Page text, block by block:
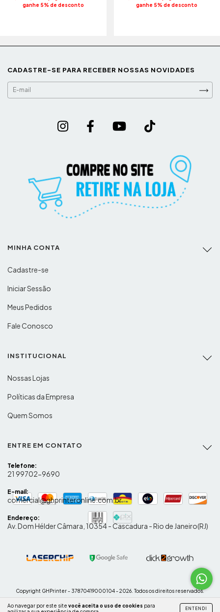
Ao navegar por este site você aceita o uso de cookies para
ENTENDI
ganhe 5% de desconto
ganhe 5% de desconto
CADASTRE-SE PARA RECEBER NOSSAS NOVIDADES
MINHA CONTA
Cadastre-se
Iniciar Sessão
Meus Pedidos
Fale Conosco
INSTITUCIONAL
Nossas Lojas
Políticas da Empresa
Quem Somos
ENTRE EM CONTATO
Telefone:
21 99702-9690
E-mail:
comercial@ghprinteronline.com.br
Endereço:
Av. Dom Hélder Câmara, 10354 - Cascadura - Rio de Janeiro(RJ)
Copyright GHPrinter - 37870419000104 - 2026. Todos os direitos reservados.